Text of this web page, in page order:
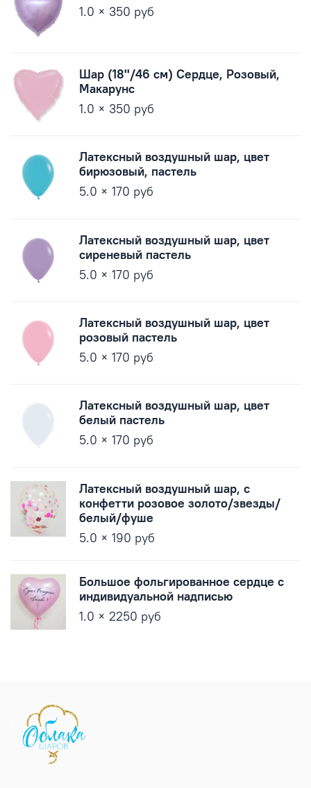
1.0 × 350 руб
Шар (18''/46 см) Сердце, Розовый,
Макарунс
1.0 × 350 руб
Латексный воздушный шар, цвет
бирюзовый, пастель
5.0 × 170 руб
Латексный воздушный шар, цвет
сиреневый пастель
5.0 × 170 руб
Латексный воздушный шар, цвет
розовый пастель
5.0 × 170 руб
Латексный воздушный шар, цвет
белый пастель
5.0 × 170 руб
Латексный воздушный шар, с
конфетти розовое золото/звезды/
белый/фуше
5.0 × 190 руб
Большое фольгированное сердце с
индивидуальной надписью
1.0 × 2250 руб